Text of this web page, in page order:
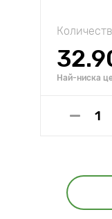
Най-ниска